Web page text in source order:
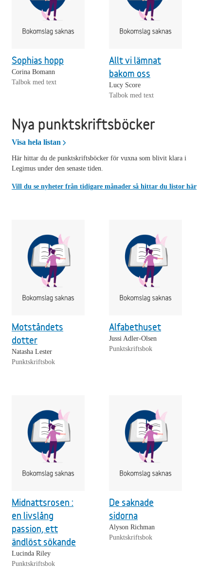
Sophias hopp
Corina Bomann
Talbok med text
Allt vi lämnat
bakom oss
Lucy Score
Talbok med text
Nya punktskriftsböcker
Visa hela listan Nya punktskriftsböcker
Här hittar du de punktskriftsböcker för vuxna som blivit klara i
Legimus under den senaste tiden.
Vill du se nyheter från tidigare månader så hittar du listor här
Motståndets
dotter
Natasha Lester
Punktskriftsbok
Alfabethuset
Jussi Adler-Olsen
Punktskriftsbok
Midnattsrosen :
en livslång
passion, ett
ändlöst sökande
Lucinda Riley
Punktskriftsbok
De saknade
sidorna
Alyson Richman
Punktskriftsbok